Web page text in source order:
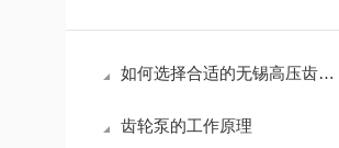
如何选择合适的无锡高压齿轮泵以满足工业需求
齿轮泵的工作原理